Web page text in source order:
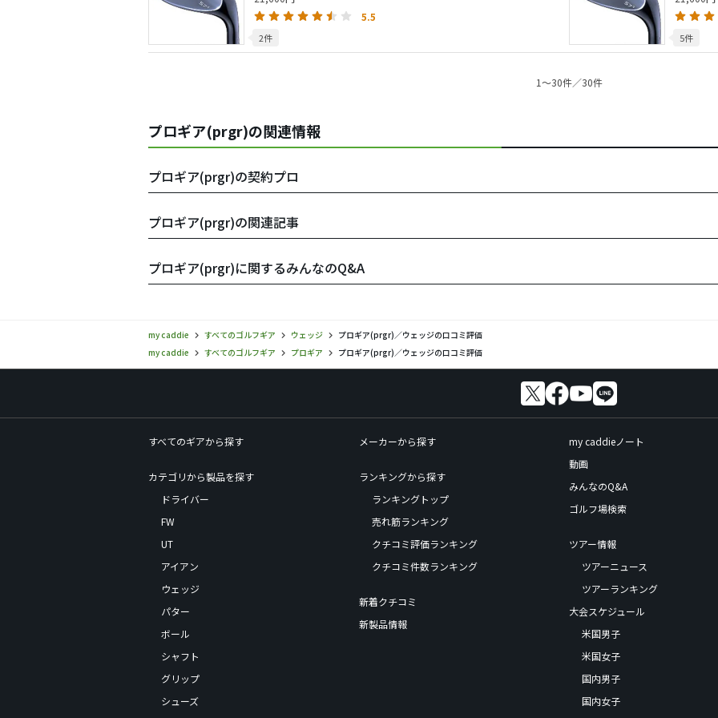
5.5
2件 5件
1〜30件／30件
プロギア(prgr)の関連情報
プロギア(prgr)の契約プロ
プロギア(prgr)の関連記事
プロギア(prgr)に関するみんなのQ&A
my caddie すべてのゴルフギア ウェッジ
プロギア(prgr)／ウェッジの口コミ評価
my caddie
すべてのゴルフギア プロギア プロギア(prgr)／ウェッジの口コミ評価
すべてのギアから探す
カテゴリから製品を探す
ドライバー
FW
UT
アイアン
ウェッジ
パター
ボール
シャフト
グリップ
シューズ
メーカーから探す
ランキングから探す
ランキングトップ
売れ筋ランキング
クチコミ評価ランキング
クチコミ件数ランキング
新着クチコミ
新製品情報
my caddieノート
動画
みんなのQ&A
ゴルフ場検索
ツアー情報
ツアーニュース
ツアーランキング
大会スケジュール
米国男子
米国女子
国内男子
国内女子